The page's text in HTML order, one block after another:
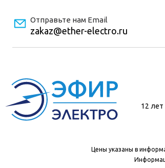
Отправьте нам Email
zakaz@ether-electro.ru
12 лет
Цены указаны в